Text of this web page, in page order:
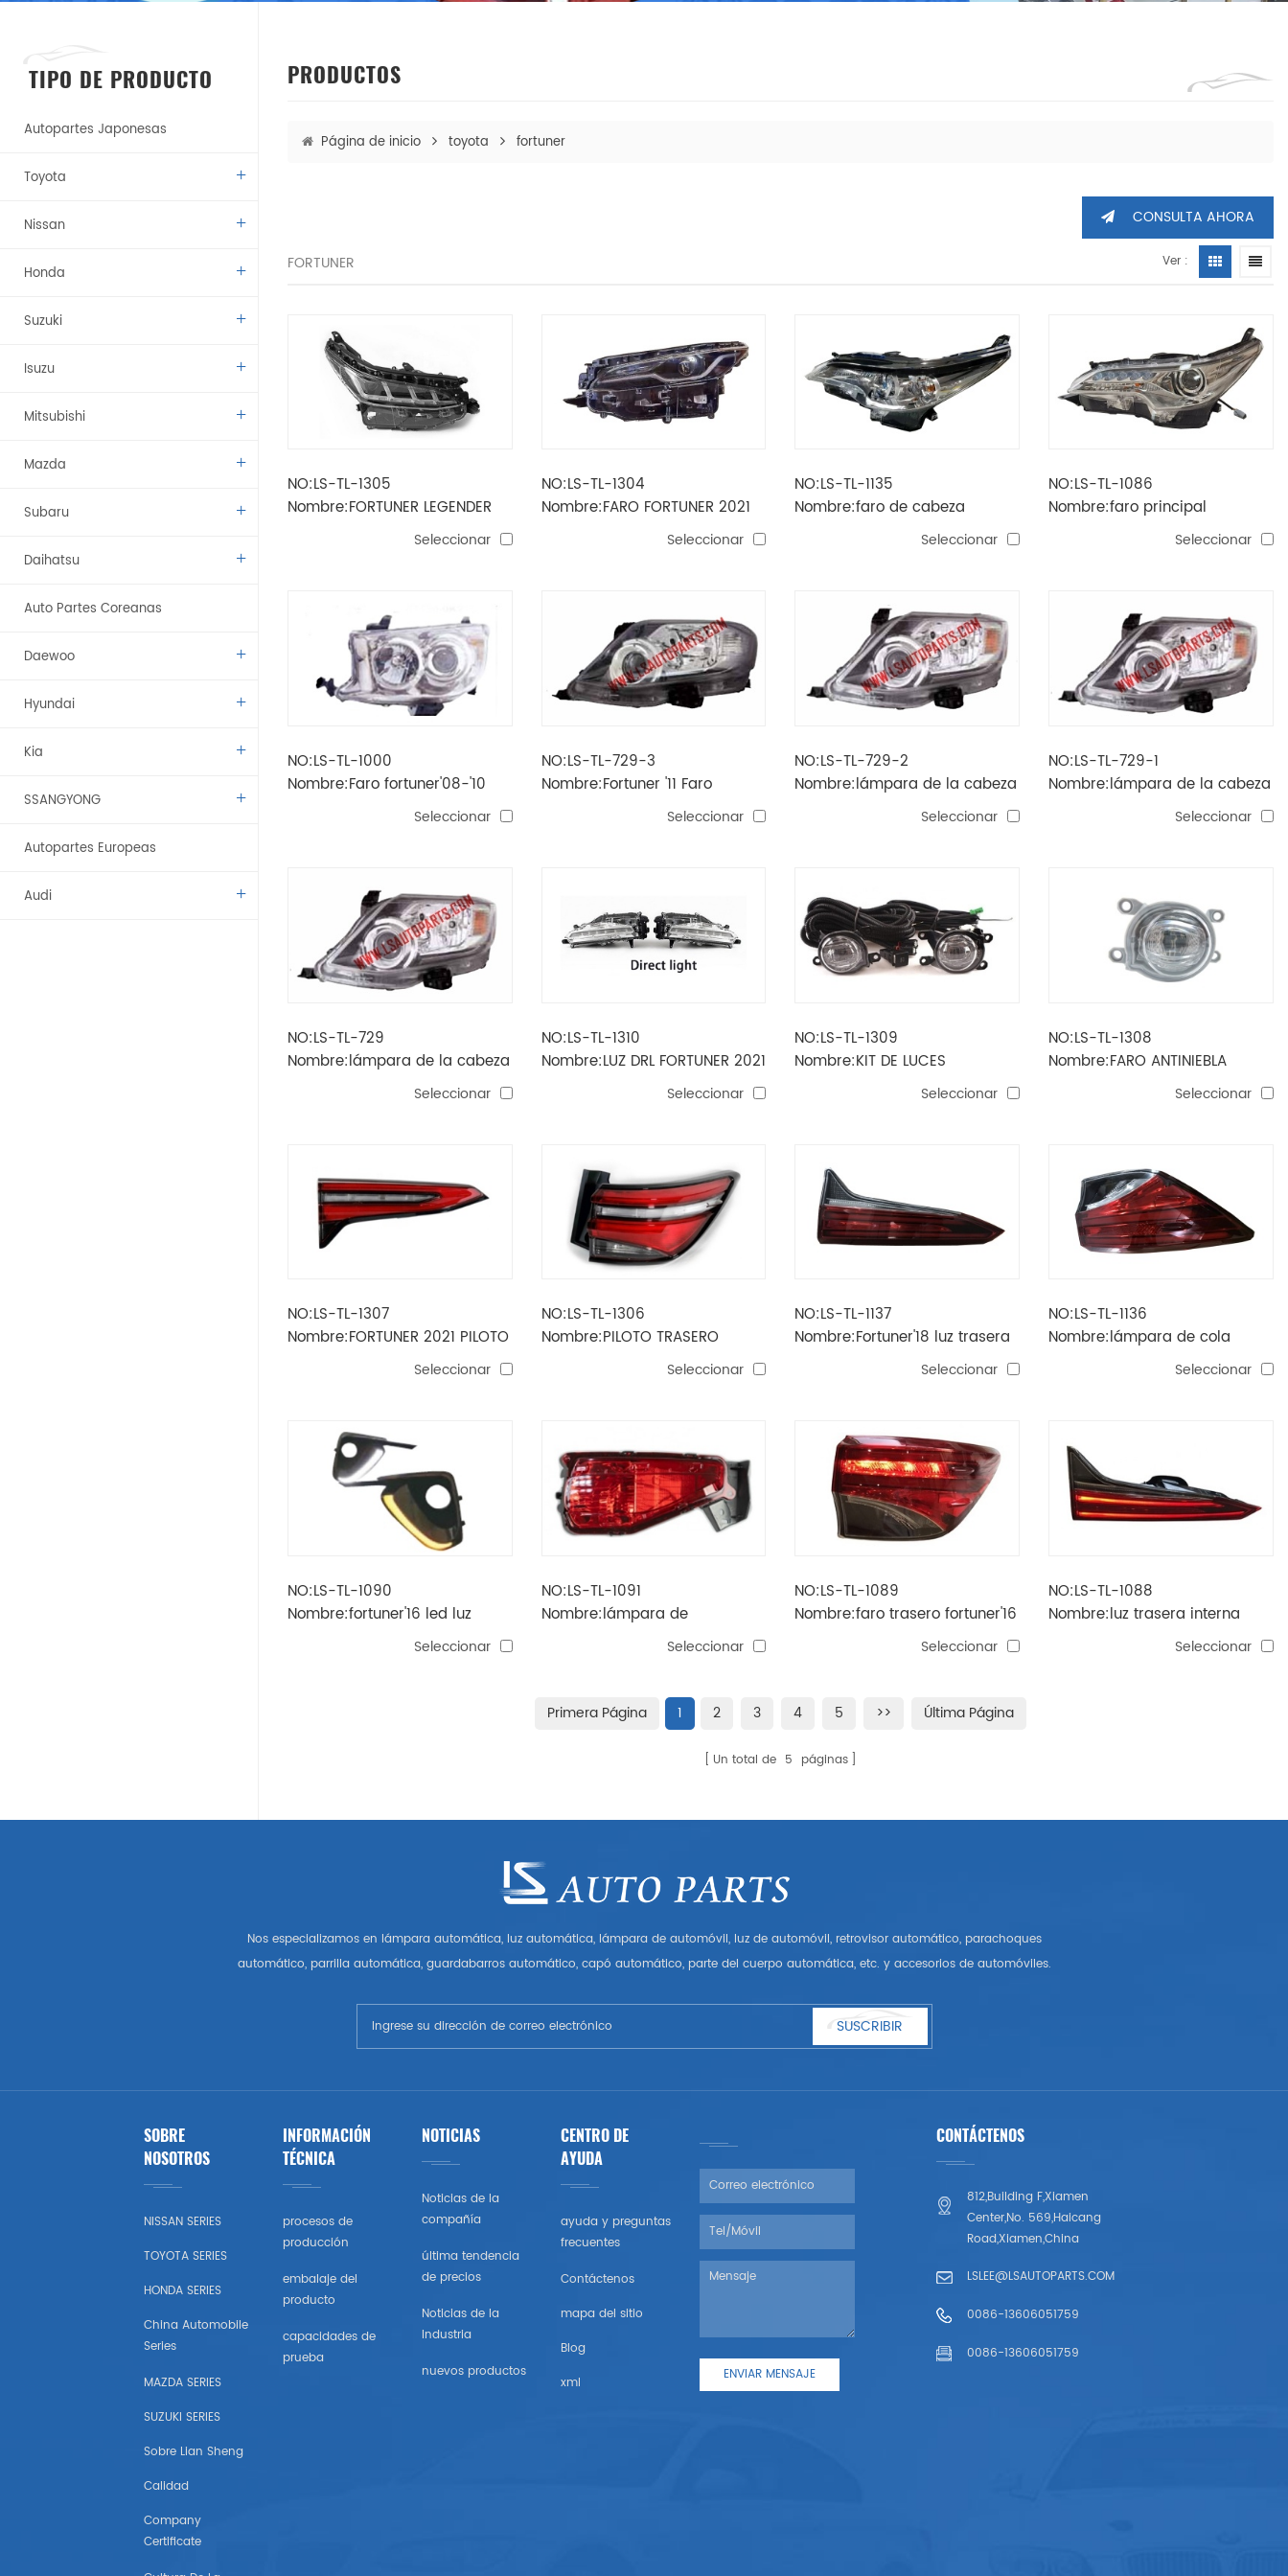
TIPO DE PRODUCTO
Autopartes Japonesas
Toyota
Nissan
Honda
Suzuki
Isuzu
Mitsubishi
Mazda
Subaru
Daihatsu
Auto Partes Coreanas
Daewoo
Hyundai
Kia
SSANGYONG
Autopartes Europeas
Audi
Nissan (estados Unidos)
Mitsubishi (estados Unidos)
Chrysler Estados Unidos
PRODUCTOS
Página de inicio toyota fortuner
CONSULTA AHORA
FORTUNER Ver :
NO:LS-TL-1305
Nombre:FORTUNER LEGENDER
Seleccionar
NO:LS-TL-1304
Nombre:FARO FORTUNER 2021
Seleccionar
NO:LS-TL-1135
Nombre:faro de cabeza
Seleccionar
NO:LS-TL-1086
Nombre:faro principal
Seleccionar
NO:LS-TL-1000
Nombre:Faro fortuner'08-'10
Seleccionar
NO:LS-TL-729-3
Nombre:Fortuner '11 Faro
Seleccionar
NO:LS-TL-729-2
Nombre:lámpara de la cabeza
Seleccionar
NO:LS-TL-729-1
Nombre:lámpara de la cabeza
hilux sw4 '12 brasilSeleccionar
NO:LS-TL-729
Nombre:lámpara de la cabeza
Seleccionar
NO:LS-TL-1310
Nombre:LUZ DRL FORTUNER 2021
Seleccionar
NO:LS-TL-1309
Nombre:KIT DE LUCES
ANTINIEBLA FORTUNER 2021
Seleccionar
NO:LS-TL-1308
Nombre:FARO ANTINIEBLA
Seleccionar
NO:LS-TL-1307
Nombre:FORTUNER 2021 PILOTO
TRASERO INTERIORSeleccionar
NO:LS-TL-1306
Nombre:PILOTO TRASERO
FORTUNER 2021 EXTERIOR
Seleccionar
NO:LS-TL-1137
Nombre:Fortuner'18 luz trasera
Seleccionar
NO:LS-TL-1136
Nombre:lámpara de cola
Seleccionar
NO:LS-TL-1090
Nombre:fortuner'16 led luz
Seleccionar
NO:LS-TL-1091
Nombre:lámpara de
parachoques traseroSeleccionar
NO:LS-TL-1089
Nombre:faro trasero fortuner'16
Seleccionar
NO:LS-TL-1088
Nombre:luz trasera interna
Seleccionar
Primera Página 1 2 3 4 5 >> Última Página
Un total de 5 páginas
Nos especializamos en lámpara automática, luz automática, lámpara de automóvil, luz de automóvil, retrovisor automático, parachoques
automático, parrilla automática, guardabarros automático, capó automático, parte del cuerpo automática, etc. y accesorios de automóviles.
SUSCRIBIR
SOBRE
NOSOTROS
NISSAN SERIES
TOYOTA SERIES
HONDA SERIES
China Automobile
Series
MAZDA SERIES
SUZUKI SERIES
Sobre Lian Sheng
Calidad
Company
Certificate
INFORMACIÓN
TÉCNICA
procesos de
producción
embalaje del
producto
capacidades de
prueba
NOTICIAS
Noticias de la
compañía
última tendencia
de precios
Noticias de la
Industria
nuevos productos
CENTRO DE
AYUDA
ayuda y preguntas
frecuentes
Contáctenos
mapa del sitio
Blog
xml
CONTÁCTENOS
812,Building F,Xiamen
Center,No. 569,Haicang
Road,Xiamen,China
LSLEE@LSAUTOPARTS.COM
0086-13606051759
0086-13606051759